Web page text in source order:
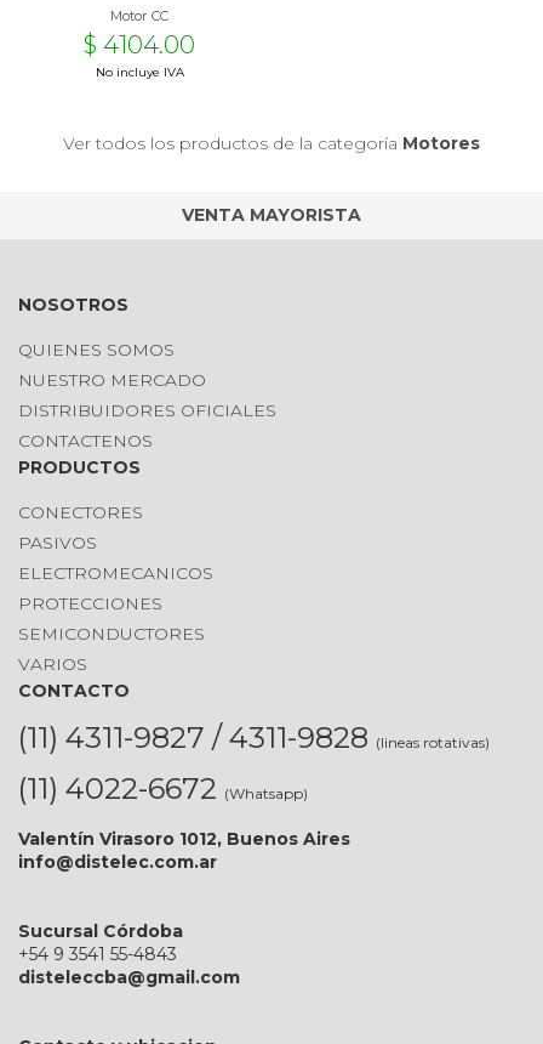
Motor CC
$ 4104.00
No incluye IVA
Ver todos los productos de la categoría Motores
VENTA MAYORISTA
NOSOTROS
QUIENES SOMOS
NUESTRO MERCADO
DISTRIBUIDORES OFICIALES
CONTACTENOS
PRODUCTOS
CONECTORES
PASIVOS
ELECTROMECANICOS
PROTECCIONES
SEMICONDUCTORES
VARIOS
CONTACTO
(11) 4311-9827 / 4311-9828 (lineas rotativas)
(11) 4022-6672 (Whatsapp)
Valentín Virasoro 1012, Buenos Aires
info@distelec.com.ar
Sucursal Córdoba
+54 9 3541 55-4843
disteleccba@gmail.com